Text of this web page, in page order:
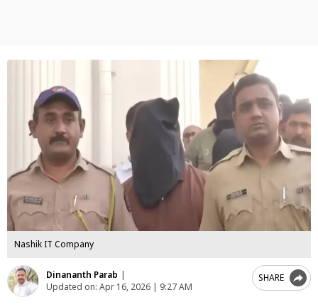
Nashik IT Company
Dinananth Parab |
Updated on: Apr 16, 2026 | 9:27 AM
SHARE